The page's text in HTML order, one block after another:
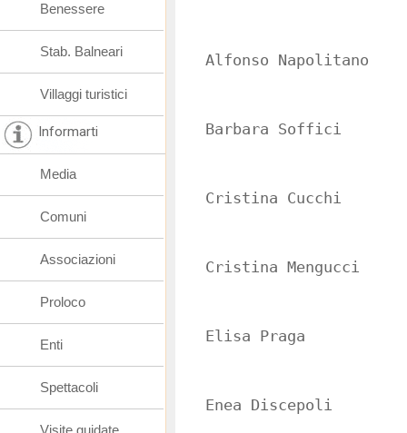
Alfonso Napolitano
Barbara Soffici
Cristina Cucchi
Cristina Mengucci
Elisa Praga
Enea Discepoli
Benessere
Stab. Balneari
Villaggi turistici
Informarti
Media
Comuni
Associazioni
Proloco
Enti
Spettacoli
Visite guidate